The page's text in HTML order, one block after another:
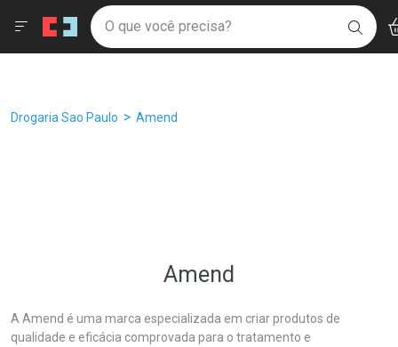
Drogaria São Paulo
Ir direto para a home
pela página
Ir direto para o conteúdo
Ir direto para a busca
Ir direto para a notificações
Faça a sua busca
O que você precisa?
Menu
Breadcrumb
Drogaria Sao Paulo Amend
Amend
A Amend é uma marca especializada em criar produtos de
qualidade e eficácia comprovada para o tratamento e
Âncoras
Filtros Ordenar por